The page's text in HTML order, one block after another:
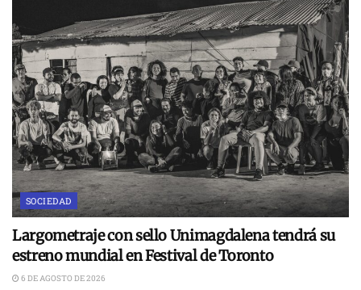
SOCIEDAD
Largometraje con sello Unimagdalena tendrá su
estreno mundial en Festival de Toronto
6 DE AGOSTO DE 2026